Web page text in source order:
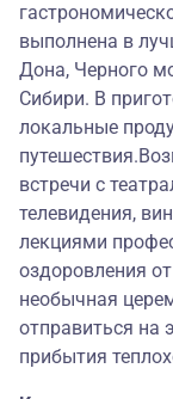
выполнена в
Дона, Черного
Сибири. В
локальные
встречи с
телевидения,
лекциями
оздоровления
необычная
отправиться на
прибытия